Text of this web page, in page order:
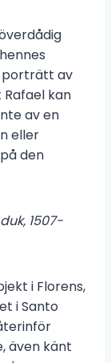
porträtt av
kan
av en
eller
den
1507-
i Florens,
i Santo
även känt